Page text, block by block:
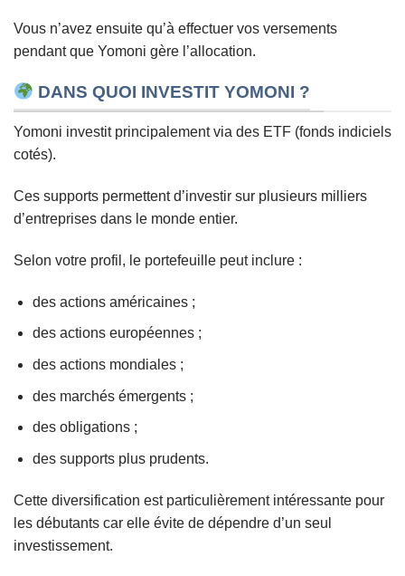
Vous n’avez ensuite qu’à effectuer vos versements
pendant que Yomoni gère l’allocation.
DANS QUOI INVESTIT YOMONI ?
Yomoni investit principalement via des ETF (fonds indiciels
cotés).
Ces supports permettent d’investir sur plusieurs milliers
d’entreprises dans le monde entier.
Selon votre profil, le portefeuille peut inclure :
des actions américaines ;
des actions européennes ;
des actions mondiales ;
des marchés émergents ;
des obligations ;
des supports plus prudents.
Cette diversification est particulièrement intéressante pour
les débutants car elle évite de dépendre d’un seul
investissement.